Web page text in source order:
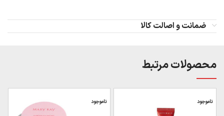
ضمانت و اصالت کالا
محصولات مرتبط
ناموجود ناموجود